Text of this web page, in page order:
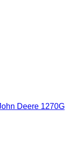
Deere 1270G